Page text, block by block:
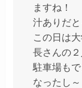
ますね！
汁ありだ
この日は
長さんの
駐車場も
なったし～